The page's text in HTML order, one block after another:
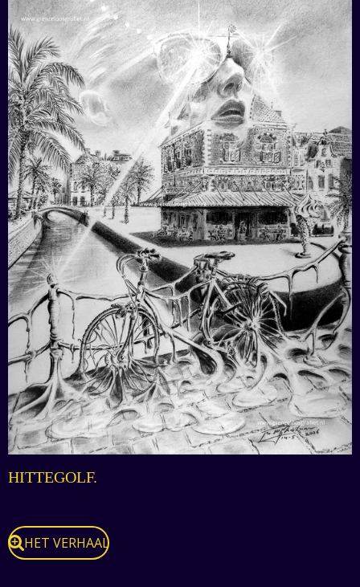
HITTEGOLF.
HET VERHAAL